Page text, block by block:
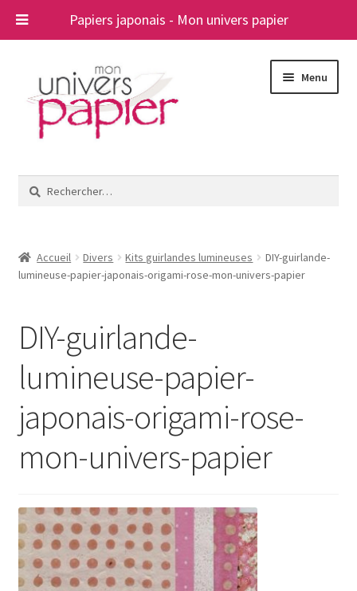
Papiers japonais - Mon univers papier
navigation
contenu
Menu
le
A propos
Rechercher :
Accueil Divers Kits guirlandes lumineuses
DIY-guirlande-
lumineuse-papier-japonais-origami-rose-mon-univers-papier
DIY-guirlande-
lumineuse-papier-
japonais-origami-rose-
mon-univers-papier